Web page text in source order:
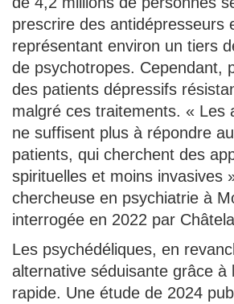
prescrire des antidépresseurs
représentant environ un tiers
de psychotropes. Cependant,
des patients dépressifs
malgré ces traitements. « Les
ne suffisent plus à répondre
patients, qui cherchent des
spirituelles et moins invasives
chercheuse en psychiatrie à
interrogée en 2022 par
Les psychédéliques, en
alternative séduisante grâce à
rapide. Une étude de 2024